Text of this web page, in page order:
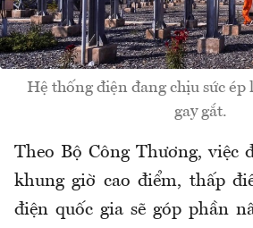
Hệ thống điện đang chịu sức
gay gắt.
Theo Bộ Công Thương, việc
khung giờ cao điểm, thấp
điện quốc gia sẽ góp phần